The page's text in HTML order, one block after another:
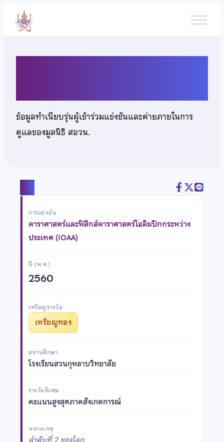
เนื้อหา
ข้อมูลทำเนียบรุ่นผู้เข้าร่วมแข่งขันและค่ายภายในการ
ดูแลของมูลนิธิ สอวน.
การแข่งขัน
ดาราศาสตร์และฟิสิกส์ดาราศาสตร์โอลิมปิกกระหว่าง
ประเทศ (IOAA)
ปี (พ.ศ.)
2560
เหรียญรางวัล
เหรียญทอง
สถานศึกษา
โรงเรียนสวนกุหลาบวิทยาลัย
รางวัลพิเศษ
คะแนนสูงสุดภาคสังเกตการณ์
หมายเหตุ